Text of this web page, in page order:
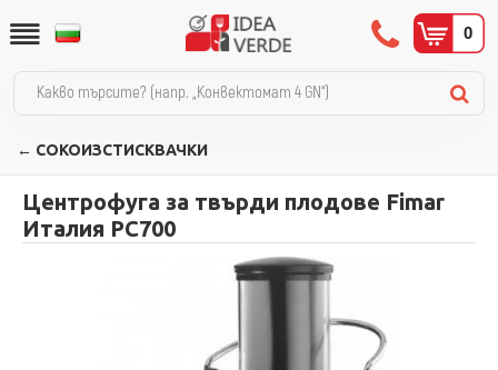
0
← СОКОИЗСТИСКВАЧКИ
Центрофуга за твърди плодове Fimar
Италия PC700